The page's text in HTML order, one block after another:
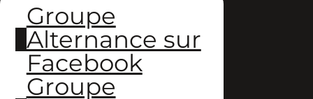
Groupe
Alternance sur
Facebook
Groupe